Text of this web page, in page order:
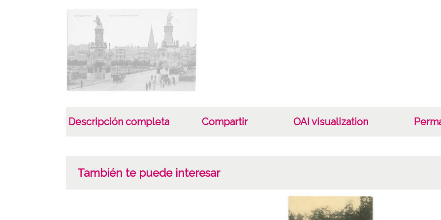
Descripción completa Compartir OAI visualization
También te puede interesar